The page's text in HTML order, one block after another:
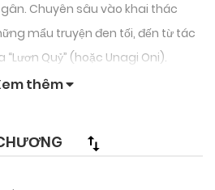
Chuyên sâu vào khai thác
mẩu truyện đen tối, đến từ tác
Quỷ” (hoặc Unagi Oni).
thêm